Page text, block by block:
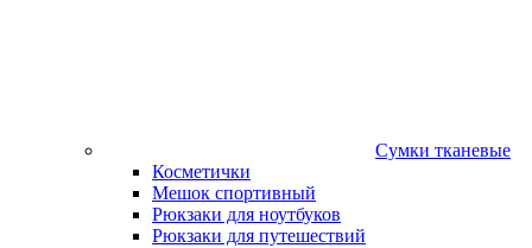
Сумки тканевые
Косметички
Мешок спортивный
Рюкзаки для ноутбуков
Рюкзаки для путешествий